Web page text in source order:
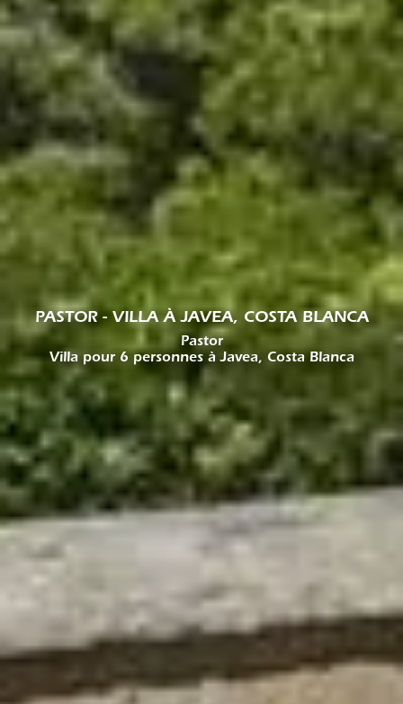
PASTOR - VILLA À JAVEA, COSTA BLANCA
Pastor
Villa pour 6 personnes à Javea, Costa Blanca